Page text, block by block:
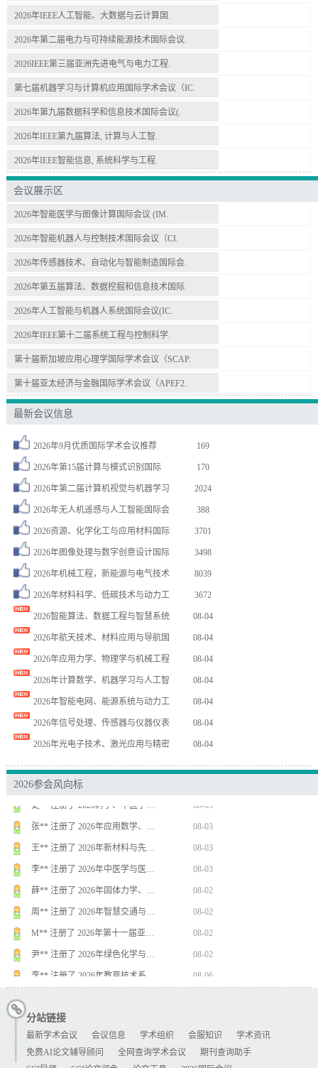
2026年IEEE人工智能、大数据与云计算国.
2026年第二届电力与可持续能源技术国际会议.
2026IEEE第三届亚洲先进电气与电力工程.
第七届机器学习与计算机应用国际学术会议（IC.
2026年第九届数据科学和信息技术国际会议(.
2026年IEEE第九届算法, 计算与人工智.
2026年IEEE智能信息, 系统科学与工程.
会议展示区
2026年智能医学与图像计算国际会议 (IM.
2026年智能机器人与控制技术国际会议（CI.
2026年传感器技术、自动化与智能制造国际会.
2026年第五届算法、数据挖掘和信息技术国际.
2026年人工智能与机器人系统国际会议(IC.
2026年IEEE第十二届系统工程与控制科学.
第十届新加坡应用心理学国际学术会议（SCAP.
第十届亚太经济与金融国际学术会议（APEF2.
最新会议信息
2026年9月优质国际学术会议推荐 169
2026年第15届计算与模式识别国际 170
2026年第二届计算机视觉与机器学习 2024
2026年无人机遥感与人工智能国际会 388
2026资源、化学化工与应用材料国际 3701
2026年图像处理与数字创意设计国际 3498
2026年机械工程，新能源与电气技术 8039
2026年材料科学、低碳技术与动力工 3672
2026智能算法、数据工程与智慧系统 08-04
2026年航天技术、材料应用与导航国 08-04
2026年应用力学、物理学与机械工程 08-04
2026年计算数学、机器学习与人工智 08-04
2026年智能电网、能源系统与动力工 08-04
2026年信号处理、传感器与仪器仪表 08-04
2026年光电子技术、激光应用与精密 08-04
2026参会风向标
08-02
尹** 注册了 2026年绿色化学与…
08-06
李** 注册了 2026年教育技术系…
08-06
赵** 注册了 第十七届光学与光电子…
08-06
卜** 注册了 2026年IEEE第…
08-05
李** 注册了 2026年智能医学与…
08-05
王** 注册了 2026年第十一届电…
08-04
张** 注册了 2026年机械工程与…
08-04
刘** 注册了 2026年超导材料、…
Z** 注册了 2026年安全科学与…
卜** 注册了 2026年IEEE第…
08-05
李** 注册了 2026年智能医学与…
分站链接
最新学术会议 会议信息 学术组织 会服知识
学术资讯
免费AI论文辅导顾问
全网查询学术会议
期刊查询助手